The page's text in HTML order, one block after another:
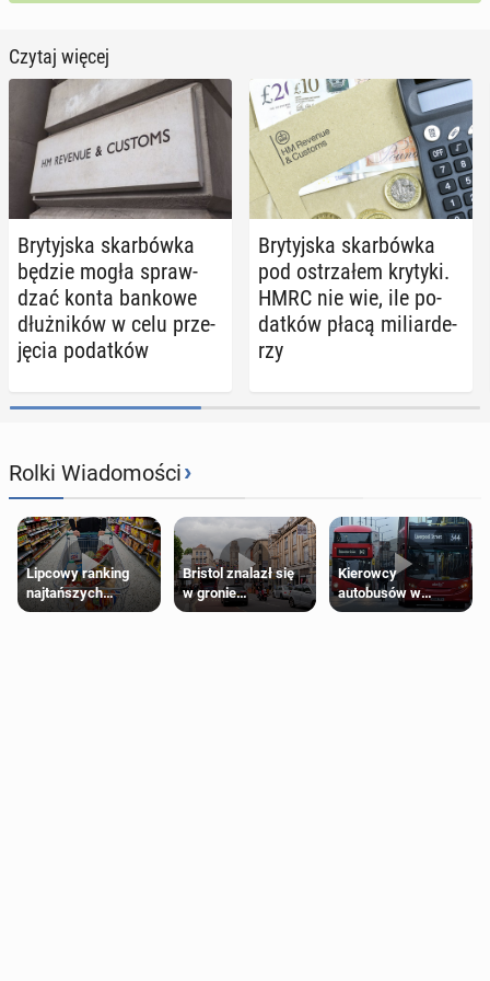
Czytaj więcej
Bry­tyj­ska skar­bów­ka
będzie mogła spraw­
dzać konta bankowe
dłuż­ni­ków w celu prze­
ję­cia po­dat­ków
Bry­tyj­ska skar­bów­ka
pod ostrza­łem krytyki.
HMRC nie wie, ile po­
dat­ków płacą mi­liar­de­
rzy
Rolki Wiadomości›
Lipcowy ranking
najtańszych
supermarketów
Bristol znalazł się
w gronie
najlepszych
Kierowcy
autobusów w
Londynie